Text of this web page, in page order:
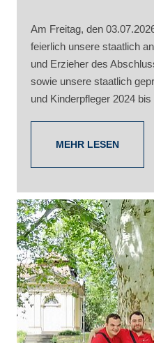
Am Freitag, den
feierlich unsere staatlich
und Erzieher des
sowie unsere staatlich
und Kinderpfleger 2024 bis
MEHR LESEN